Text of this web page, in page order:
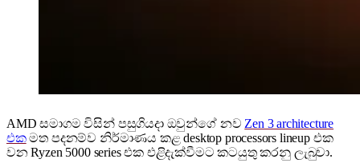
AMD සමාගම විසින් පසුගියදා ඔවුන්ගේ නව Zen 3 architecture
එකමත පදනම්ව නිර්මාණය කළ desktop processors lineup එක
වන Ryzen 5000 series එක එළිදැක්වීමට කටයුතු කරනු ලැබුවා.